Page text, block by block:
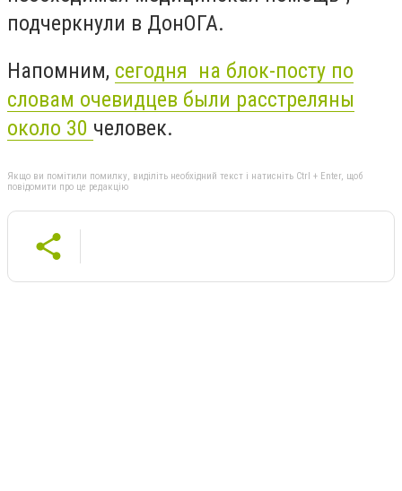
подчеркнули в ДонОГА.
Напомним, сегодня на блок-посту по
словам очевидцев были расстреляны
около 30 человек.
Якщо ви помітили помилку, виділіть необхідний текст і натисніть Ctrl + Enter, щоб
повідомити про це редакцію